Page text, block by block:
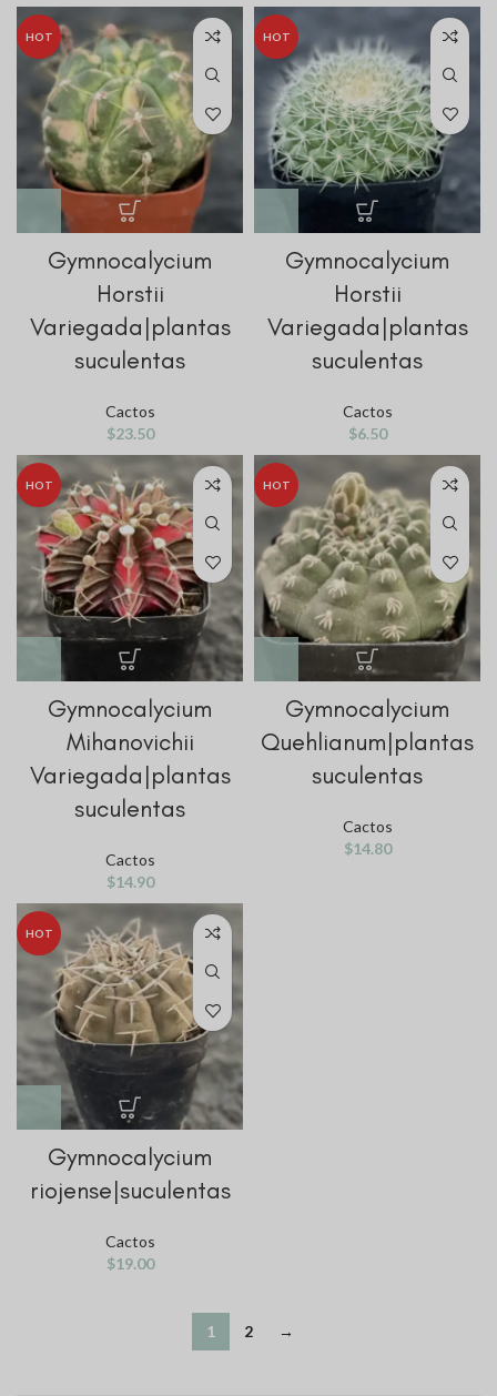
HOT
Gymnocalycium
Horstii
Variegada|plantas
suculentas
Cactos
$23.50
HOT
Gymnocalycium
Horstii
Variegada|plantas
suculentas
Cactos
$6.50
HOT
Gymnocalycium
Mihanovichii
Variegada|plantas
suculentas
Cactos
$14.90
HOT
Gymnocalycium
Quehlianum|plantas
suculentas
Cactos
$14.80
HOT
Gymnocalycium
riojense|suculentas
Cactos
$19.00
1 2 →